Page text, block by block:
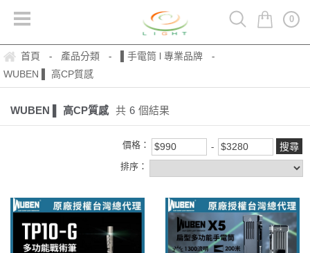
0
首頁 - 產品分類 - ▌手電筒 l 專業品牌 -
WUBEN ▌ 高CP質感
WUBEN ▌ 高CP質感 共 6 個結果
價格：
排序：